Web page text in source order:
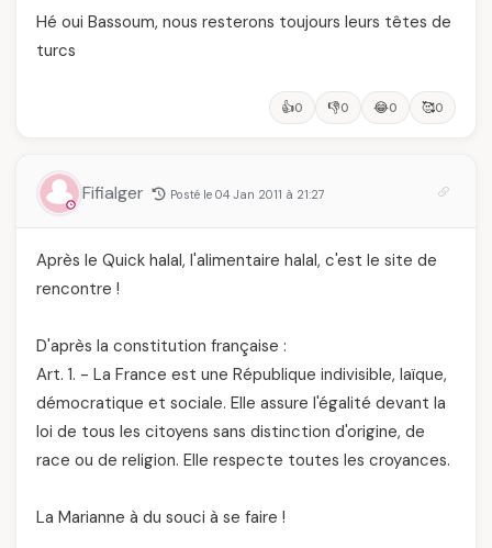
Hé oui Bassoum, nous resterons toujours leurs têtes de
turcs
👍0 👎0 😂0 🥰0
Fifialger Posté le 04 Jan 2011 à 21:27
Après le Quick halal, l'alimentaire halal, c'est le site de
rencontre !
D'après la constitution française :
Art. 1. - La France est une République indivisible, laïque,
démocratique et sociale. Elle assure l'égalité devant la
loi de tous les citoyens sans distinction d'origine, de
race ou de religion. Elle respecte toutes les croyances.
La Marianne à du souci à se faire !